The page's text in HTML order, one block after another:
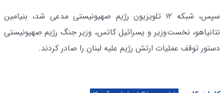
سپس، شبکه ۱۲ تلویزیون رژیم صهیونیستی مدعی شد، بنیامین
نتانیاهو، نخست‌وزیر و یسرائیل کاتس، وزیر جنگ رژیم صهیونیستی
دستور توقف عملیات ارتش رژیم علیه لبنان را صادر کردند.